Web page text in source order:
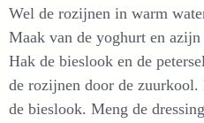
Wel de rozijnen in warm
Maak van de yoghurt en azijn
Hak de bieslook en de
de rozijnen door de zuurkool.
de bieslook. Meng de